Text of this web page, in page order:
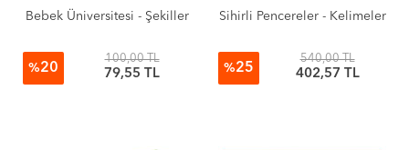
Bebek Üniversitesi - Şekiller
%20
100,00 TL
79,55 TL
Sihirli Pencereler - Kelimeler
%25
540,00 TL
402,57 TL